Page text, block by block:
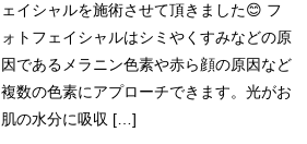
ェイシャルを施術させて頂きました😊 フ
ォトフェイシャルはシミやくすみなどの原
因であるメラニン色素や赤ら顔の原因など
複数の色素にアプローチできます。光がお
肌の水分に吸収 […]